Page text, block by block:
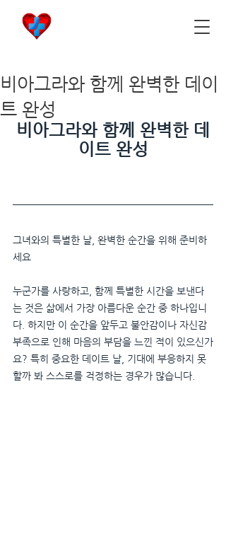
비아그라와 함께 완벽한 데이
트 완성
비아그라와 함께 완벽한 데
이트 완성
그녀와의 특별한 날, 완벽한 순간을 위해 준비하
세요
누군가를 사랑하고, 함께 특별한 시간을 보낸다
는 것은 삶에서 가장 아름다운 순간 중 하나입니
다. 하지만 이 순간을 앞두고 불안감이나 자신감
부족으로 인해 마음의 부담을 느낀 적이 있으신가
요? 특히 중요한 데이트 날, 기대에 부응하지 못
할까 봐 스스로를 걱정하는 경우가 많습니다.